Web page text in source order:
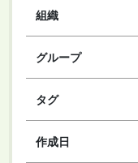
組織
グループ
タグ
作成日